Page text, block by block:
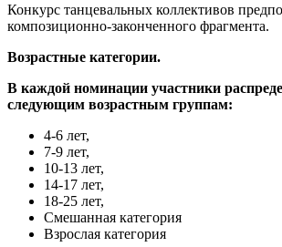
Конкурс танцевальных коллективов
композиционно-законченного фрагмента.
Возрастные категории.
В каждой номинации участники
следующим возрастным группам:
4-6 лет,
7-9 лет,
10-13 лет,
14-17 лет,
18-25 лет,
Смешанная категория
Взрослая категория